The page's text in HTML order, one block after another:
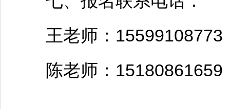
王老师：15599108773
陈老师：15180861659